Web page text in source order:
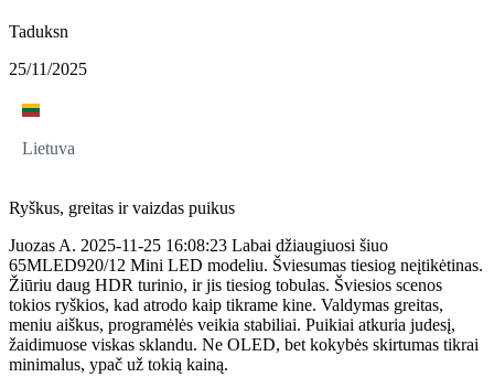
Taduksn
25/11/2025
Lietuva
Ryškus, greitas ir vaizdas puikus
Juozas A. 2025-11-25 16:08:23 Labai džiaugiuosi šiuo
65MLED920/12 Mini LED modeliu. Šviesumas tiesiog neįtikėtinas.
Žiūriu daug HDR turinio, ir jis tiesiog tobulas. Šviesios scenos
tokios ryškios, kad atrodo kaip tikrame kine. Valdymas greitas,
meniu aiškus, programėlės veikia stabiliai. Puikiai atkuria judesį,
žaidimuose viskas sklandu. Ne OLED, bet kokybės skirtumas tikrai
minimalus, ypač už tokią kainą.